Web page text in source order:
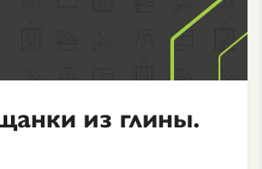
из глины.